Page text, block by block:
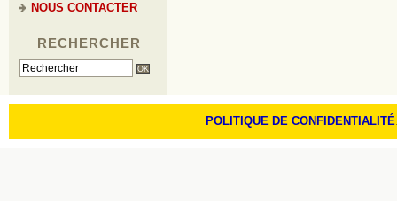
NOUS CONTACTER
RECHERCHER
POLITIQUE DE CONFIDENTIALITÉ